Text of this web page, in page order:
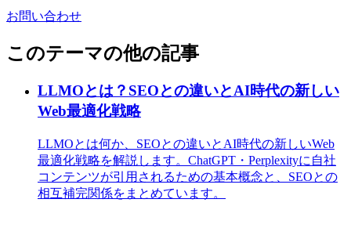
お問い合わせ
このテーマの他の記事
LLMOとは？SEOとの違いとAI時代の新しい
Web最適化戦略
LLMOとは何か、SEOとの違いとAI時代の新しいWeb
最適化戦略を解説します。ChatGPT・Perplexityに自社
コンテンツが引用されるための基本概念と、SEOとの
相互補完関係をまとめています。